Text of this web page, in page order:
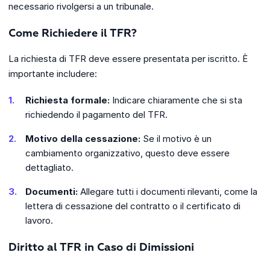
necessario rivolgersi a un tribunale.
Come Richiedere il TFR?
La richiesta di TFR deve essere presentata per iscritto. È
importante includere:
Richiesta formale: Indicare chiaramente che si sta
richiedendo il pagamento del TFR.
Motivo della cessazione: Se il motivo è un
cambiamento organizzativo, questo deve essere
dettagliato.
Documenti: Allegare tutti i documenti rilevanti, come la
lettera di cessazione del contratto o il certificato di
lavoro.
Diritto al TFR in Caso di Dimissioni